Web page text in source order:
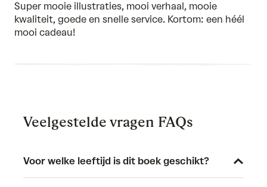
Super mooie illustraties, mooi verhaal, mooie
kwaliteit, goede en snelle service. Kortom: een héél
mooi cadeau!
Veelgestelde vragen FAQs
Voor welke leeftijd is dit boek geschikt?